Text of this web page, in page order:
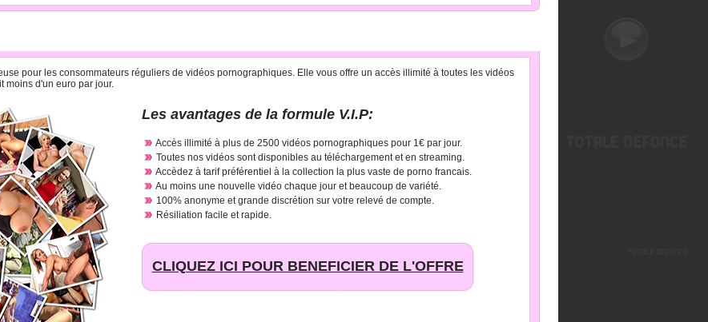
pour les consommateurs réguliers de vidéos pornographiques. Elle vous offre un accès illimité à toutes les vidéos
moins d'un euro par jour.
Les avantages de la formule V.I.P:
Accès illimité à plus de 2500 vidéos pornographiques pour 1€ par jour.
Toutes nos vidéos sont disponibles au téléchargement et en streaming.
Accèdez à tarif préférentiel à la collection la plus vaste de porno francais.
Au moins une nouvelle vidéo chaque jour et beaucoup de variété.
100% anonyme et grande discrétion sur votre relevé de compte.
Résiliation facile et rapide.
CLIQUEZ ICI POUR BENEFICIER DE L'OFFRE